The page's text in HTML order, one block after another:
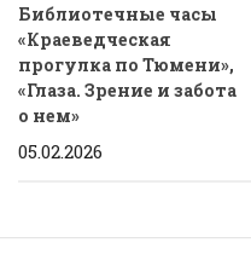
Библиотечные часы
«Краеведческая
прогулка по Тюмени»,
«Глаза. Зрение и забота
о нем»
05.02.2026